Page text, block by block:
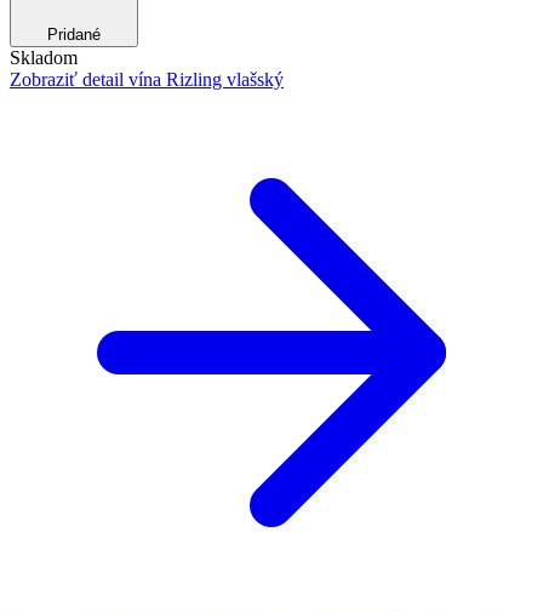
Pridané
Skladom
Zobraziť detail vína Rizling vlašský